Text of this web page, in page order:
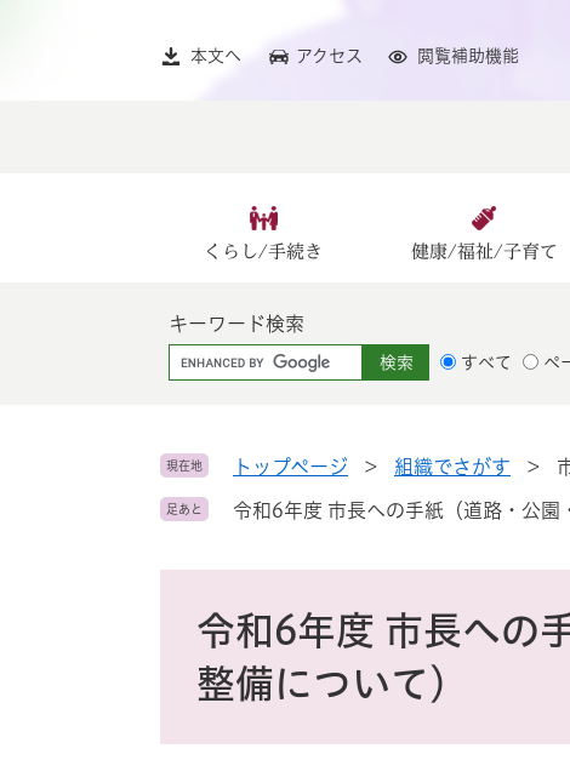
本文へ アクセス 閲覧補助機能
くらし/手続き 健康/福祉/子育て
キーワード検索
G
o
l
カ
タ
すべて ペ
現在地 トップページ > 組織でさがす >
足あと 令和6年度 市長への手紙（道路・公園
令和6年度 市長への
整備について）